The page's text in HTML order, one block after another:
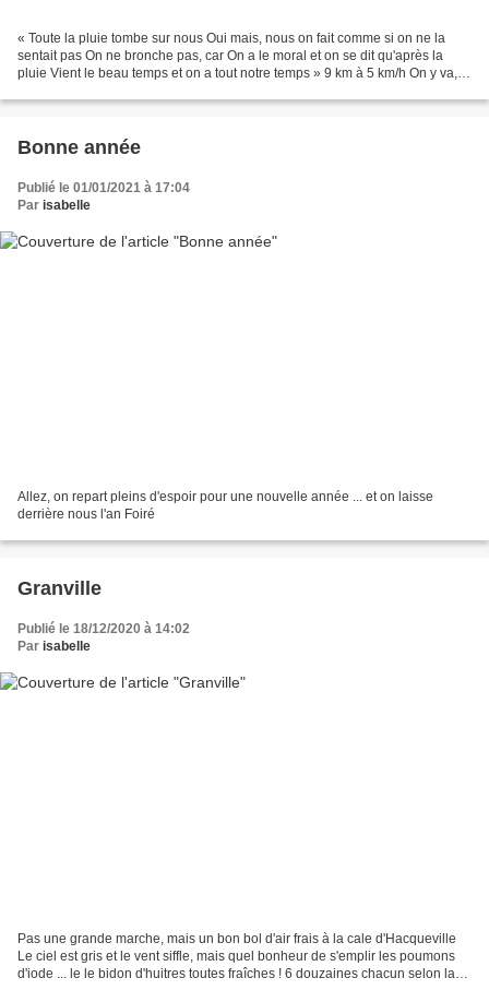
« Toute la pluie tombe sur nous Oui mais, nous on fait comme si on ne la
sentait pas On ne bronche pas, car On a le moral et on se dit qu'après la
pluie Vient le beau temps et on a tout notre temps » 9 km à 5 km/h On y va,
Bonne année
Publié le 01/01/2021 à 17:04
Par isabelle
Allez, on repart pleins d'espoir pour une nouvelle année ... et on laisse
derrière nous l'an Foiré
Granville
Publié le 18/12/2020 à 14:02
Par isabelle
Pas une grande marche, mais un bon bol d'air frais à la cale d'Hacqueville
Le ciel est gris et le vent siffle, mais quel bonheur de s'emplir les poumons
d'iode ... le le bidon d'huitres toutes fraîches ! 6 douzaines chacun selon la